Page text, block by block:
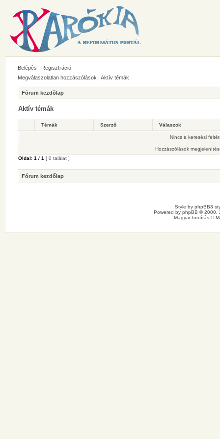
Belépés
Regisztráció
Megválaszolatlan hozzászólások | Aktív témák
Fórum kezdőlap
Aktív témák
Témák Szerző Válaszok
Nincs a keresési
Hozzászólások
Oldal: 1 / 1 [ 0 találat ]
Fórum kezdőlap
Style by phpBB3
Powered by phpBB © 2000,
Magyar fordítás ©